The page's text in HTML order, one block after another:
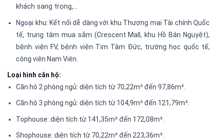
khách sang trọng,…
Ngoại khu: Kết nối dễ dàng với khu Thương mại Tài chính Quốc
tế, trung tâm mua sắm (Crescent Mall, khu Hồ Bán Nguyệt),
bệnh viện FV, bệnh viện Tim Tâm Đức, trường học quốc tế,
công viên Nam Viên.
Loại hình căn hộ:
Căn hộ 2 phòng ngủ: diện tích từ 70,22m² đến 97,86m².
Căn hộ 3 phòng ngủ: diện tích từ 104,9m² đến 121,79m².
Tophouse: diện tích từ 141,35m² đến 172,08m².
Shophouse: diện tích từ 70,22m² đến 223,36m².